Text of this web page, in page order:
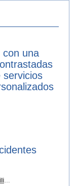
con una
servicios